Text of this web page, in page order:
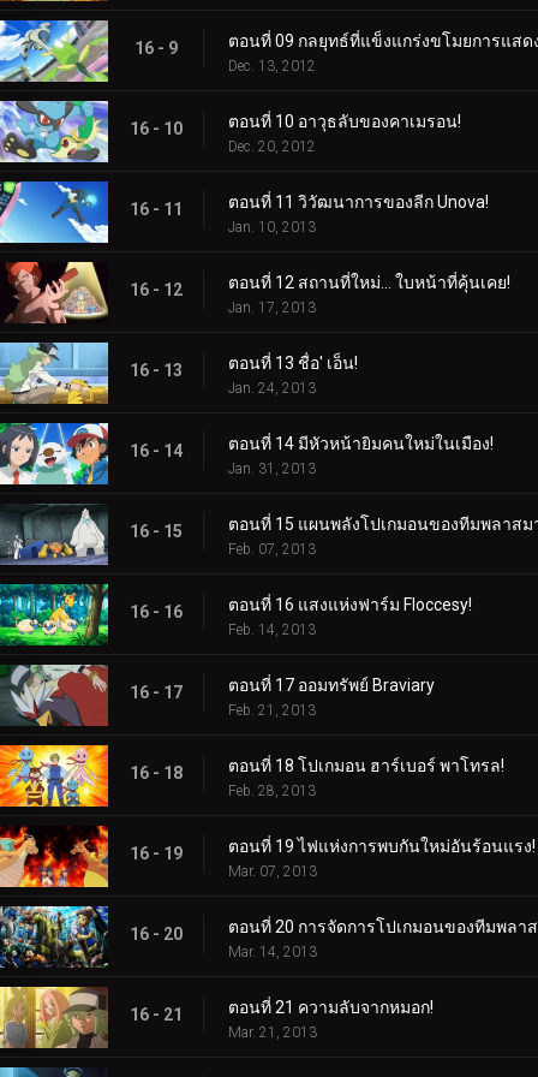
16 - 9 ตอนที่ 09 กลยุทธ์ที่แข็งแกร่งขโมยการแสด
Dec. 13, 2012
16 - 10 ตอนที่ 10 อาวุธลับของคาเมรอน!
Dec. 20, 2012
16 - 11 ตอนที่ 11 วิวัฒนาการของลีก Unova!
Jan. 10, 2013
16 - 12 ตอนที่ 12 สถานที่ใหม่... ใบหน้าที่คุ้นเคย!
Jan. 17, 2013
16 - 13 ตอนที่ 13 ชื่อ' เอ็น!
Jan. 24, 2013
16 - 14 ตอนที่ 14 มีหัวหน้ายิมคนใหม่ในเมือง!
Jan. 31, 2013
16 - 15 ตอนที่ 15 แผนพลังโปเกมอนของทีมพลาสม
Feb. 07, 2013
16 - 16 ตอนที่ 16 แสงแห่งฟาร์ม Floccesy!
Feb. 14, 2013
16 - 17 ตอนที่ 17 ออมทรัพย์ Braviary
Feb. 21, 2013
16 - 18 ตอนที่ 18 โปเกมอน ฮาร์เบอร์ พาโทรล!
Feb. 28, 2013
16 - 19 ตอนที่ 19 ไฟแห่งการพบกันใหม่อันร้อนแรง!
Mar. 07, 2013
16 - 20 ตอนที่ 20 การจัดการโปเกมอนของทีมพลา
Mar. 14, 2013
16 - 21 ตอนที่ 21 ความลับจากหมอก!
Mar. 21, 2013